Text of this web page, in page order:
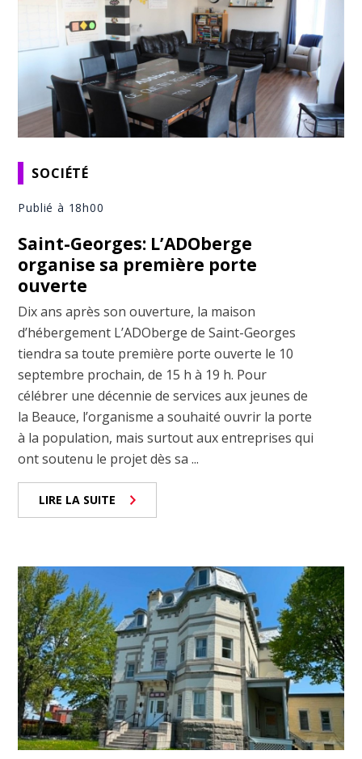
SOCIÉTÉ
Publié à 18h00
Saint-Georges: L’ADOberge
organise sa première porte
ouverte
Dix ans après son ouverture, la maison
d’hébergement L’ADOberge de Saint-Georges
tiendra sa toute première porte ouverte le 10
septembre prochain, de 15 h à 19 h. Pour
célébrer une décennie de services aux jeunes de
la Beauce, l’organisme a souhaité ouvrir la porte
à la population, mais surtout aux entreprises qui
ont soutenu le projet dès sa ...
LIRE LA SUITE